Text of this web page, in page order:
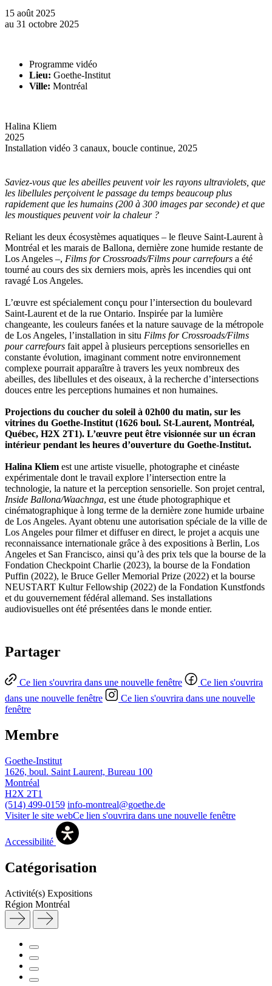
15 août 2025
au 31 octobre 2025
Programme vidéo
Lieu: Goethe-Institut
Ville: Montréal
Halina Kliem
2025
Installation vidéo 3 canaux, boucle continue, 2025
Saviez-vous que les abeilles peuvent voir les rayons ultraviolets, que
les libellules perçoivent le passage du temps beaucoup plus
rapidement que les humains (200 à 300 images par seconde) et que
les moustiques peuvent voir la chaleur ?
Reliant les deux écosystèmes aquatiques – le fleuve Saint-Laurent à
Montréal et les marais de Ballona, dernière zone humide restante de
Los Angeles –, Films for Crossroads/Films pour carrefours a été
tourné au cours des six derniers mois, après les incendies qui ont
ravagé Los Angeles.
L’œuvre est spécialement conçu pour l’intersection du boulevard
Saint-Laurent et de la rue Ontario. Inspirée par la lumière
changeante, les couleurs fanées et la nature sauvage de la métropole
de Los Angeles, l’installation in situ Films for Crossroads/Films
pour carrefours fait appel à plusieurs perceptions sensorielles en
constante évolution, imaginant comment notre environnement
complexe pourrait apparaître à travers les yeux nombreux des
abeilles, des libellules et des oiseaux, à la recherche d’intersections
douces entre les perceptions humaines et non humaines.
Projections du coucher du soleil à 02h00 du matin, sur les
vitrines du Goethe-Institut (1626 boul. St-Laurent, Montréal,
Québec, H2X 2T1). L’œuvre peut être visionnée sur un écran
intérieur pendant les heures d’ouverture du Goethe-Institut.
Halina Kliem est une artiste visuelle, photographe et cinéaste
expérimentale dont le travail explore l’intersection entre la
technologie, la nature et la perception sensorielle. Son projet central,
Inside Ballona/Waachnga, est une étude photographique et
cinématographique à long terme de la dernière zone humide urbaine
de Los Angeles. Ayant obtenu une autorisation spéciale de la ville de
Los Angeles pour filmer et diffuser en direct, le projet a acquis une
reconnaissance internationale grâce à des expositions à Berlin, Los
Angeles et San Francisco, ainsi qu’à des prix tels que la bourse de la
Fondation Checkpoint Charlie (2023), la bourse de la Fondation
Puffin (2022), le Bruce Geller Memorial Prize (2022) et la bourse
NEUSTART Kultur Fellowship (2022) de la Fondation Kunstfonds
et du gouvernement fédéral allemand. Ses installations
audiovisuelles ont été présentées dans le monde entier.
Partager
Ce lien s'ouvrira dans une nouvelle fenêtre
Ce lien s'ouvrira
dans une nouvelle fenêtre
Ce lien s'ouvrira dans une nouvelle
fenêtre
Membre
Goethe-Institut
1626, boul. Saint Laurent, Bureau 100
Montréal
H2X 2T1
(514) 499-0159 info-montreal@goethe.de
Visiter le site webCe lien s'ouvrira dans une nouvelle fenêtre
Accessibilité
Catégorisation
Activité(s) Expositions
Région Montréal